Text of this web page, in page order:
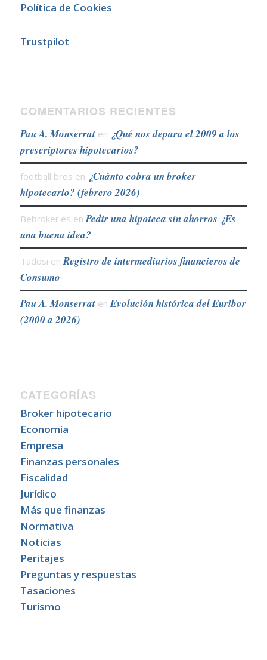
Política de Cookies
Trustpilot
COMENTARIOS RECIENTES
Pau A. Monserraten ¿Qué nos depara el 2009 a los
prescriptores hipotecarios?
football bros en ¿Cuánto cobra un broker
hipotecario? (febrero 2026)
Bebroker.es enPedir una hipoteca sin ahorros ¿Es
una buena idea?
Tadosi enRegistro de intermediarios financieros de
Consumo
Pau A. MonserratenEvolución histórica del Euribor
(2000 a 2026)
CATEGORÍAS
Broker hipotecario
Economía
Empresa
Finanzas personales
Fiscalidad
Jurídico
Más que finanzas
Normativa
Noticias
Peritajes
Preguntas y respuestas
Tasaciones
Turismo